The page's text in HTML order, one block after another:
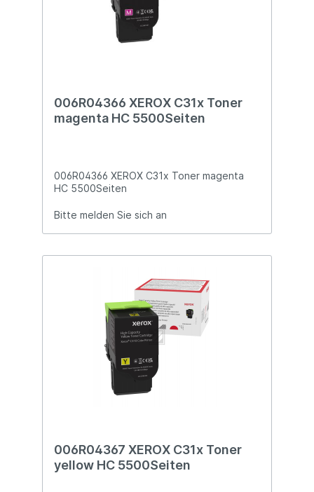
006R04366 XEROX C31x Toner
magenta HC 5500Seiten
006R04366 XEROX C31x Toner magenta
HC 5500Seiten
Bitte melden Sie sich an
006R04367 XEROX C31x Toner
yellow HC 5500Seiten